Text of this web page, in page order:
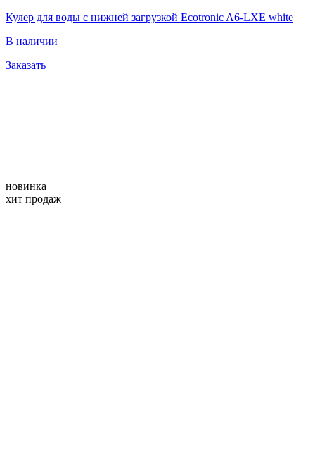
Кулер для воды с нижней загрузкой Ecotronic A6-LXE white
В наличии
Заказать
новинка
хит продаж